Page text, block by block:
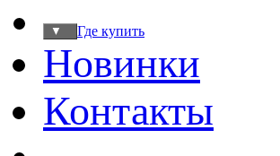
Где купить
▼
Новинки
Контакты